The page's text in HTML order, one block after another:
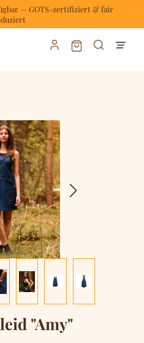
— GOTS-zertifiziert & fair
Warenkorb
"Amy"